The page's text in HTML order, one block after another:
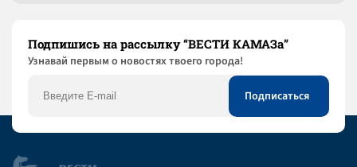
Подпишись на рассылку “ВЕСТИ КАМАЗа”
Узнaвай первым о новостях твоего города!